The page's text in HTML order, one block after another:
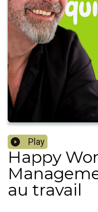
Play
Happy
au travail